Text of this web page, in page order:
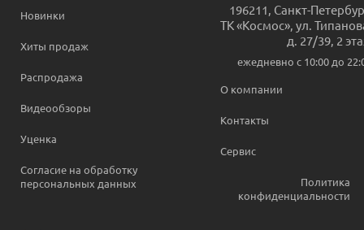
Новинки
Хиты продаж
Распродажа
Видеообзоры
Уценка
Согласие на обработку
персональных данных
196211 Санкт-
ТК «Космос», ул.
д. 27/39, 2
ежедневно c 10:00 до
О компании
Контакты
Сервис
Политика
конфиденциальности